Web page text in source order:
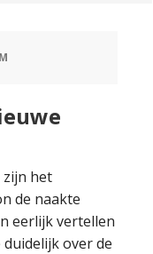
zijn het
de naakte
eerlijk vertellen
over de